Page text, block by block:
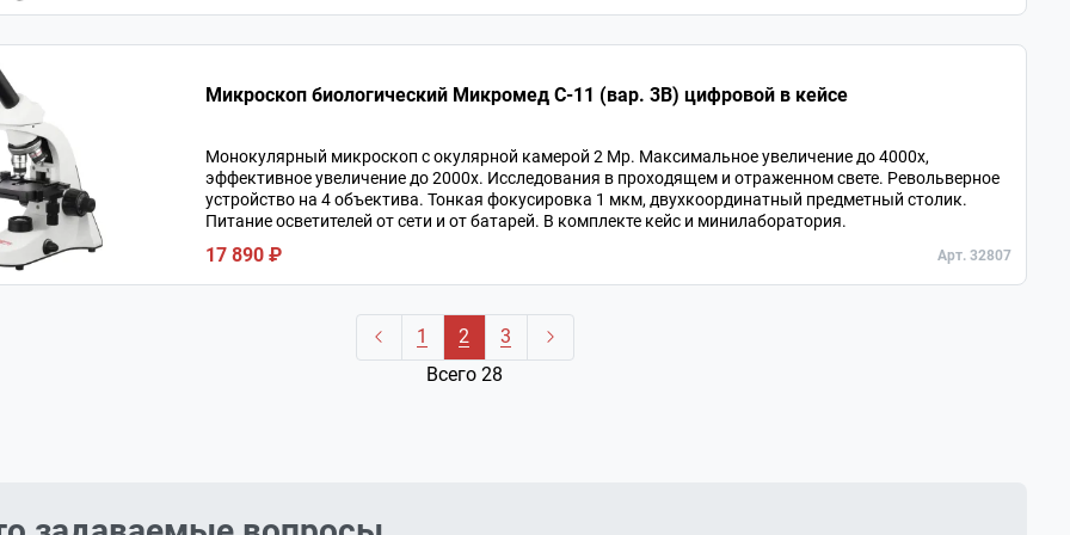
Микроскоп биологический Микромед С-11 (вар. 3B) цифровой в кейсе
Монокулярный микроскоп с окулярной камерой 2 Мр. Максимальное увеличение до 4000х,
эффективное увеличение до 2000х. Исследования в проходящем и отраженном свете. Револьверное
устройство на 4 объектива. Тонкая фокусировка 1 мкм, двухкоординатный предметный столик.
Питание осветителей от сети и от батарей. В комплекте кейс и минилаборатория.
17 890 ₽ Арт. 32807
1 2
3
Всего 28